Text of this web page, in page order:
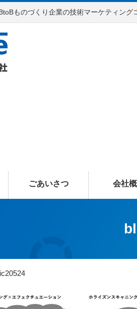
ものづくり企業の技術マーケティング
ごあいさつ 会社